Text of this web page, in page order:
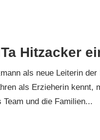
Hitzacker
als neue Leiterin
als Erzieherin kennt,
und die Familien...